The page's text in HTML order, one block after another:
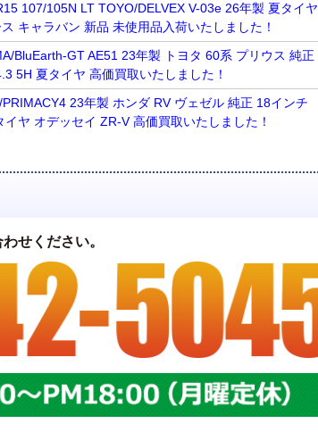
107/105N LT TOYO/DELVEX V-03e 26年製 夏タイヤ
キャラバン 新品 未使用品入荷いたしました！
BluEarth-GT AE51 23年製 トヨタ 60系 プリウス 純正
5H 夏タイヤ 高価買取いたしました！
23年製 ホンダ RV ヴェゼル 純正 18インチ
ヤ オデッセイ ZR-V 高価買取いたしました！
せください。